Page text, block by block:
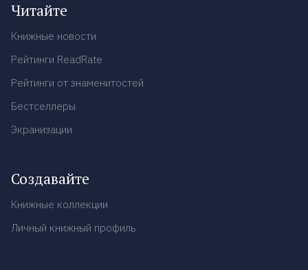
Читайте
Книжные новости
Рейтинги ReadRate
Рейтинги от знаменитостей
Бестселлеры
Экранизации
Создавайте
Книжные коллекции
Личный книжный профиль